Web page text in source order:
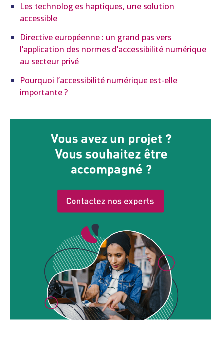
Les technologies haptiques, une solution
accessible
Directive européenne : un grand pas vers
l’application des normes d’accessibilité numérique
au secteur privé
Pourquoi l’accessibilité numérique est-elle
importante ?